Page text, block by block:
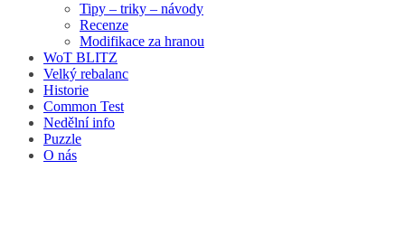
Tipy – triky – návody
Recenze
Modifikace za hranou
WoT BLITZ
Velký rebalanc
Historie
Common Test
Nedělní info
Puzzle
O nás